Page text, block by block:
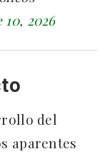
10, 2026
del
aparentes